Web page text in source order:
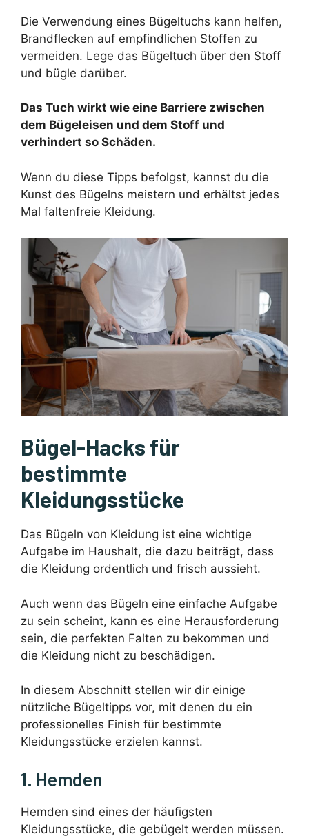
Die Verwendung eines Bügeltuchs kann helfen,
Brandflecken auf empfindlichen Stoffen zu
vermeiden. Lege das Bügeltuch über den Stoff
und bügle darüber.
Das Tuch wirkt wie eine Barriere zwischen
dem Bügeleisen und dem Stoff und
verhindert so Schäden.
Wenn du diese Tipps befolgst, kannst du die
Kunst des Bügelns meistern und erhältst jedes
Mal faltenfreie Kleidung.
Bügel-Hacks für
bestimmte
Kleidungsstücke
Das Bügeln von Kleidung ist eine wichtige
Aufgabe im Haushalt, die dazu beiträgt, dass
die Kleidung ordentlich und frisch aussieht.
Auch wenn das Bügeln eine einfache Aufgabe
zu sein scheint, kann es eine Herausforderung
sein, die perfekten Falten zu bekommen und
die Kleidung nicht zu beschädigen.
In diesem Abschnitt stellen wir dir einige
nützliche Bügeltipps vor, mit denen du ein
professionelles Finish für bestimmte
Kleidungsstücke erzielen kannst.
1. Hemden
Hemden sind eines der häufigsten
Kleidungsstücke, die gebügelt werden müssen.